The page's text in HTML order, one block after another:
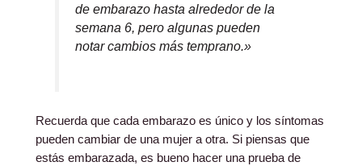
de embarazo hasta alrededor de la
semana 6, pero algunas pueden
notar cambios más temprano.»
Recuerda que cada embarazo es único y los síntomas
pueden cambiar de una mujer a otra. Si piensas que
estás embarazada, es bueno hacer una prueba de